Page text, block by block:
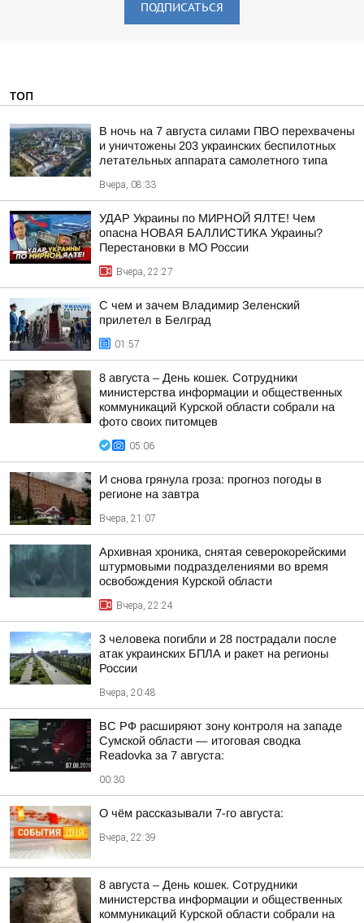
ПОДПИСАТЬСЯ
ТОП
В ночь на 7 августа силами ПВО перехвачены
и уничтожены 203 украинских беспилотных
летательных аппарата самолетного типа
Вчера, 08:33
УДАР Украины по МИРНОЙ ЯЛТЕ! Чем
опасна НОВАЯ БАЛЛИСТИКА Украины?
Перестановки в МО России
Вчера, 22:27
С чем и зачем Владимир Зеленский
прилетел в Белград
01:57
8 августа – День кошек. Сотрудники
министерства информации и общественных
коммуникаций Курской области собрали на
фото своих питомцев
05:06
И снова грянула гроза: прогноз погоды в
регионе на завтра
Вчера, 21:07
Архивная хроника, снятая северокорейскими
штурмовыми подразделениями во время
освобождения Курской области
Вчера, 22:24
3 человека погибли и 28 пострадали после
атак украинских БПЛА и ракет на регионы
России
Вчера, 20:48
ВС РФ расширяют зону контроля на западе
Сумской области — итоговая сводка
Readovka за 7 августа:
00:30
О чём рассказывали 7-го августа:
Вчера, 22:39
8 августа – День кошек. Сотрудники
министерства информации и общественных
коммуникаций Курской области собрали на